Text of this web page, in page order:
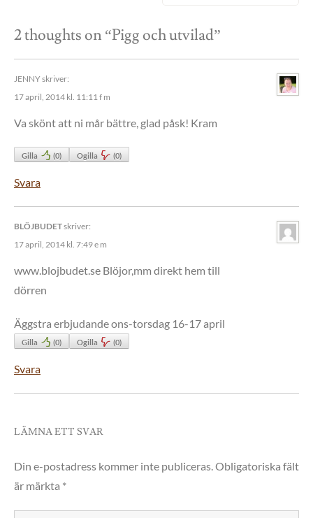
2 thoughts on “Pigg och utvilad”
JENNYskriver:
17 april, 2014 kl. 11:11 f m
Va skönt att ni mår bättre, glad påsk! Kram
Gilla (0) Ogilla (0)
Svara
BLÖJBUDETskriver:
17 april, 2014 kl. 7:49 e m
www.blojbudet.se Blöjor,mm direkt hem till
dörren
Äggstra erbjudande ons-torsdag 16-17 april
Gilla (0) Ogilla (0)
Svara
LÄMNA ETT SVAR
Din e-postadress kommer inte publiceras.Obligatoriska fält
är märkta *